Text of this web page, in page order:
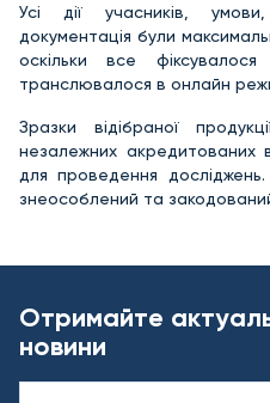
Усі дії учасників,
документація були
оскільки все
транслювалося в онлайн
Зразки відібраної
незалежних акредитованих
для проведення
знеособлений та
Отримайте
новини